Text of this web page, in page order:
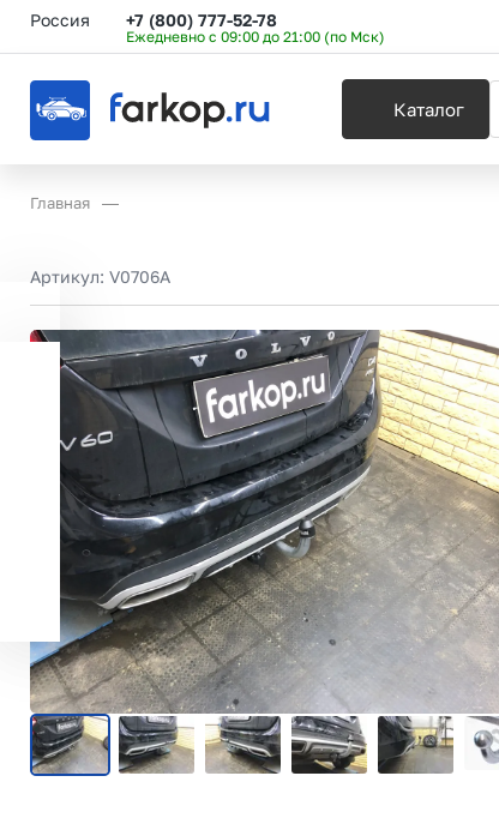
Россия +7 (800) 777-52-78
Ежедневно с 09:00 до 21:00 (по Мск)
Каталог
Главная
Артикул: V0706A